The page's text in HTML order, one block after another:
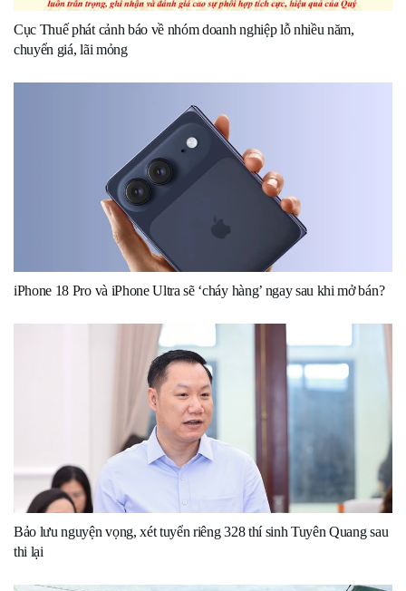
Cục Thuế phát cảnh báo về nhóm doanh nghiệp lỗ nhiều năm,
chuyển giá, lãi mỏng
iPhone 18 Pro và iPhone Ultra sẽ ‘cháy hàng’ ngay sau khi mở bán?
Bảo lưu nguyện vọng, xét tuyển riêng 328 thí sinh Tuyên Quang sau
thi lại